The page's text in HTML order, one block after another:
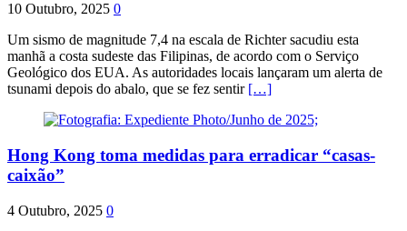
10 Outubro, 2025 0
Um sismo de magnitude 7,4 na escala de Richter sacudiu esta
manhã a costa sudeste das Filipinas, de acordo com o Serviço
Geológico dos EUA. As autoridades locais lançaram um alerta de
tsunami depois do abalo, que se fez sentir […]
Hong Kong toma medidas para erradicar “casas-
caixão”
4 Outubro, 2025 0